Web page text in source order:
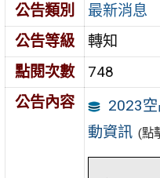
公告類別
最新消息
公告等級
轉知
點閱次數
748
公告內容
2023
動資訊 (點